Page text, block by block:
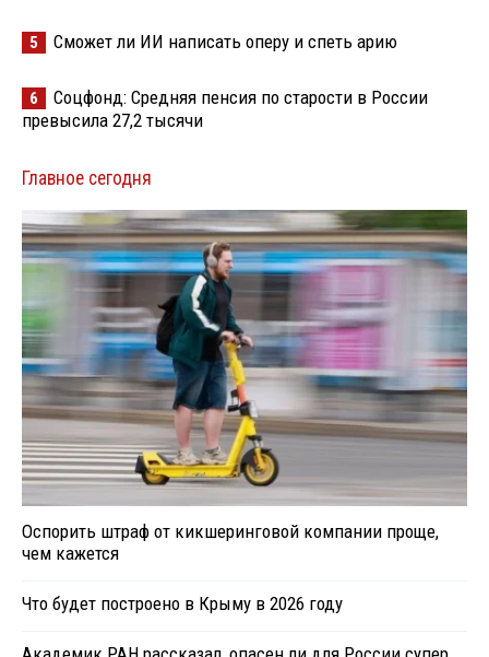
5 Сможет ли ИИ написать оперу и спеть арию
6
Соцфонд: Средняя пенсия по старости в России
превысила 27,2 тысячи
Главное сегодня
Оспорить штраф от кикшеринговой компании проще,
чем кажется
Что будет построено в Крыму в 2026 году